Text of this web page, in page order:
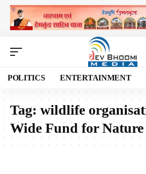
POLITICS ENTERTAINMENT
Tag: wildlife
Wide Fund for